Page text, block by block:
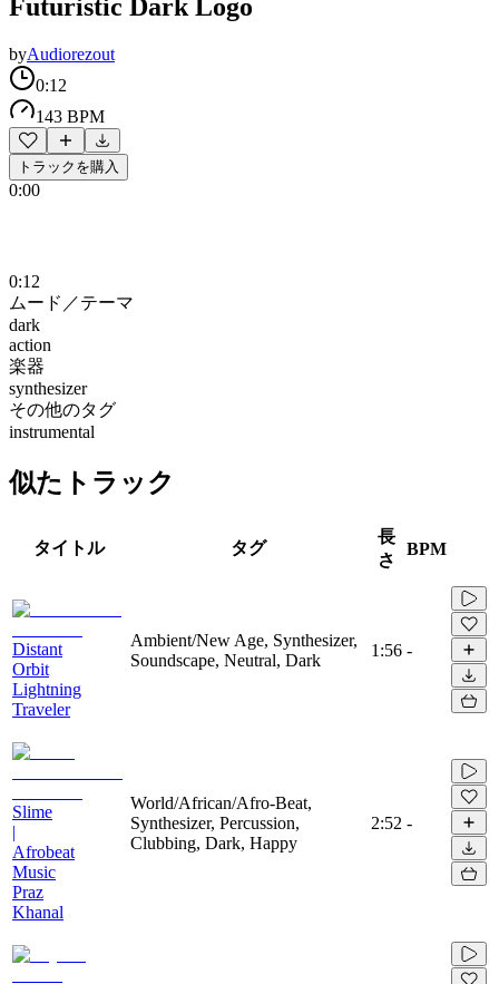
Futuristic Dark Logo
byAudiorezout
0:12
143 BPM
トラックを購入
0:00
0:12
ムード／テーマ
dark
action
楽器
synthesizer
その他のタグ
instrumental
似たトラック
タイトル タグ
長
さ
BPM
Distant
Orbit
Lightning
Traveler
Ambient/New Age, Synthesizer,
Soundscape, Neutral, Dark
1:56 -
Slime
|
Afrobeat
Music
Praz
Khanal
World/African/Afro-Beat,
Synthesizer, Percussion,
Clubbing, Dark, Happy
2:52 -